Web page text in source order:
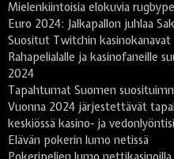
Mielenkiintoisia elokuvia
Euro 2024: Jalkapallon juhlaa
Suositut Twitchin
Rahapelialalle ja kasinofaneille
2024
Tapahtumat Suomen
Vuonna 2024 järjestettävät
keskiössä kasino- ja
Elävän pokerin lumo netissä